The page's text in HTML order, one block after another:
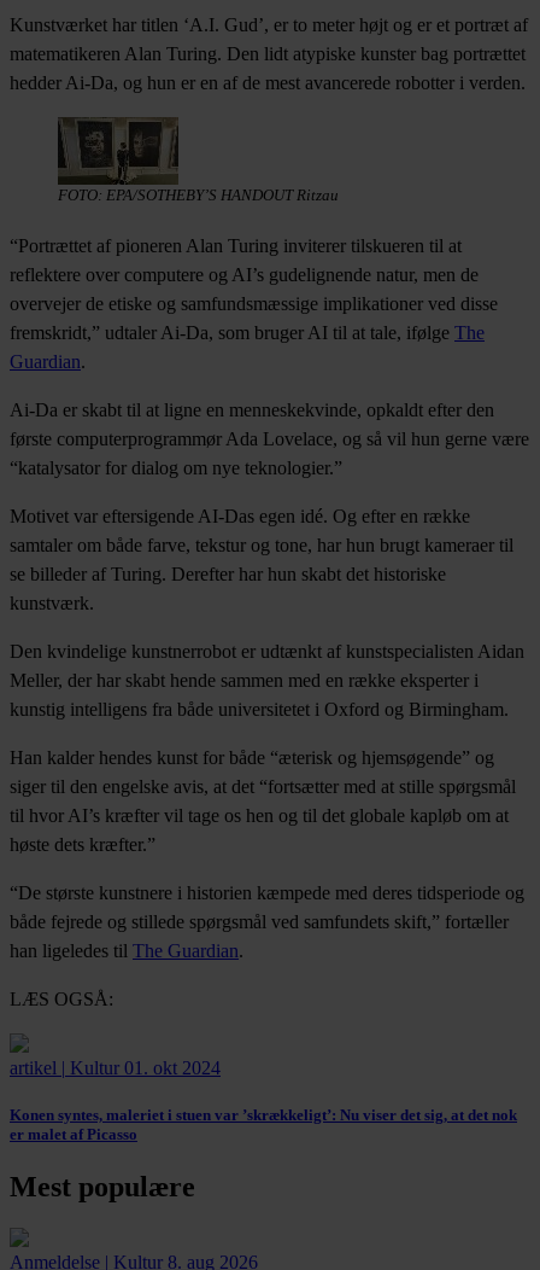
Kunstværket har titlen ‘A.I. Gud’, er to meter højt og er et portræt af
matematikeren Alan Turing. Den lidt atypiske kunster bag portrættet
hedder Ai-Da, og hun er en af de mest avancerede robotter i verden.
FOTO: EPA/SOTHEBY’S HANDOUT Ritzau
“Portrættet af pioneren Alan Turing inviterer tilskueren til at
reflektere over computere og AI’s gudelignende natur, men de
overvejer de etiske og samfundsmæssige implikationer ved disse
fremskridt,” udtaler Ai-Da, som bruger AI til at tale, ifølge The
Guardian.
Ai-Da er skabt til at ligne en menneskekvinde, opkaldt efter den
første computerprogrammør Ada Lovelace, og så vil hun gerne være
“katalysator for dialog om nye teknologier.”
Motivet var eftersigende AI-Das egen idé. Og efter en række
samtaler om både farve, tekstur og tone, har hun brugt kameraer til
se billeder af Turing. Derefter har hun skabt det historiske
kunstværk.
Den kvindelige kunstnerrobot er udtænkt af kunstspecialisten Aidan
Meller, der har skabt hende sammen med en række eksperter i
kunstig intelligens fra både universitetet i Oxford og Birmingham.
Han kalder hendes kunst for både “æterisk og hjemsøgende” og
siger til den engelske avis, at det “fortsætter med at stille spørgsmål
til hvor AI’s kræfter vil tage os hen og til det globale kapløb om at
høste dets kræfter.”
“De største kunstnere i historien kæmpede med deres tidsperiode og
både fejrede og stillede spørgsmål ved samfundets skift,” fortæller
han ligeledes til The Guardian.
LÆS OGSÅ:
artikel | Kultur 01. okt 2024
Konen syntes, maleriet i stuen var ’skrækkeligt’: Nu viser det sig, at det nok
er malet af Picasso
Mest populære
Anmeldelse | Kultur 8. aug 2026